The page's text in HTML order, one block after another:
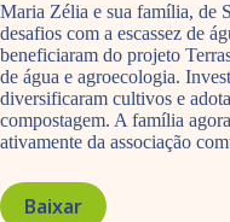
Maria Zélia e sua família, de
desafios com a escassez de
beneficiaram do projeto
de água e agroecologia.
diversificaram cultivos e
compostagem. A família
ativamente da associação
Baixar